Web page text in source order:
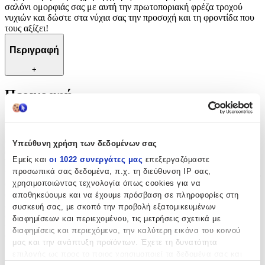
Υπεύθυνη χρήση των δεδομένων σας
Εμείς και οι 1022 συνεργάτες μας επεξεργαζόμαστε
προσωπικά σας δεδομένα, π.χ. τη διεύθυνση IP σας,
χρησιμοποιώντας τεχνολογία όπως cookies για να
αποθηκεύουμε και να έχουμε πρόσβαση σε πληροφορίες στη
συσκευή σας, με σκοπό την προβολή εξατομικευμένων
διαφημίσεων και περιεχομένου, τις μετρήσεις σχετικά με
διαφημίσεις και περιεχόμενο, την καλύτερη εικόνα του κοινού
μας και την ανάπτυξη προϊόντων. Έχετε τη δυνατότητα
σαλόνι ομορφιάς σας με αυτή την πρωτοποριακή φρέζα τροχού
νυχιών και δώστε στα νύχια σας την προσοχή και τη φροντίδα που
τους αξίζει!
Περιγραφή
+
Περιγραφή
Η φρέζα τροχού νυχιών είναι η απόλυτη επιλογή για επαγγελματικό
ακριβού και εξειδικευμένου εξοπλισμού, αυτή η φρέζα προσφέρει
Εύκολη στη χρήση και με διάφορες ρυθμίσεις ταχύτητας και
κατευθύνσεις, επιτρέπει τη δημιουργία διαφορετικών σχημάτων και
στυλ νυχιών με άνεση και ευκολία. Επιπλέον, η λειτουργία της
φρέζας τροχού είναι ήσυχη και αποτελεσματική, προσφέροντας μια
ευχάριστη εμπειρία χρήσης χωρίς καθυστερήσεις. Εξοπλίστε το
σαλόνι ομορφιάς σας με αυτή την πρωτοποριακή φρέζα τροχού
νυχιών και δώστε στα νύχια σας την προσοχή και τη φροντίδα που
τους αξίζει!